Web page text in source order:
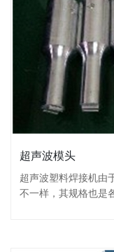
超声波模头
超声波塑料焊接机由
不一样，其规格也是